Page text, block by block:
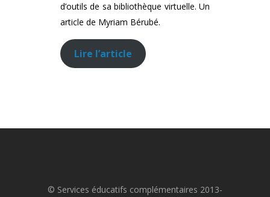
d’outils de sa bibliothèque virtuelle. Un
article de Myriam Bérubé.
Lire l’article
© Services éducatifs complémentaires 2013-